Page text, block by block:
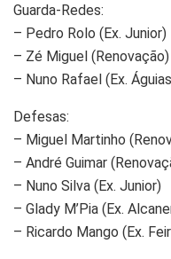
Guarda-Redes:
– Pedro Rolo (Ex. Junior)
– Zé Miguel (Renovação)
– Nuno Rafael (Ex.
Defesas:
– Miguel Martinho
– André Guimar
– Nuno Silva (Ex. Junior)
– Glady M’Pia (Ex.
– Ricardo Mango (Ex.